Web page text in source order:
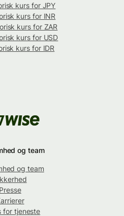
kurs for JPY
kurs for INR
kurs for ZAR
kurs for USD
kurs for IDR
og team
og team
Presse
for tjeneste